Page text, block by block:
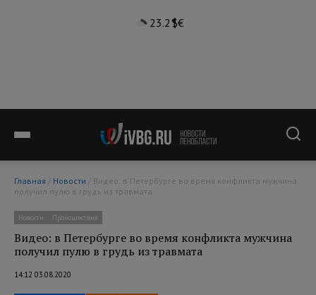
23.2°$€
Главная / Новости
получил пулю в грудь из травмата
Новости Происшествия
Видео: в Петербурге во время конфликта мужчина
получил пулю в грудь из травмата
14:12 03.08.2020